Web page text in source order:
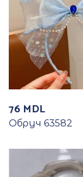
76 MDL
Обруч 63582